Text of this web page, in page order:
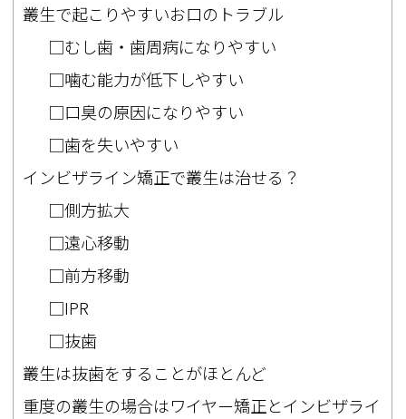
叢生で起こりやすいお口のトラブル
□むし歯・歯周病になりやすい
□噛む能力が低下しやすい
□口臭の原因になりやすい
□歯を失いやすい
インビザライン矯正で叢生は治せる？
□側方拡大
□遠心移動
□前方移動
□IPR
□抜歯
叢生は抜歯をすることがほとんど
重度の叢生の場合はワイヤー矯正とインビザライ